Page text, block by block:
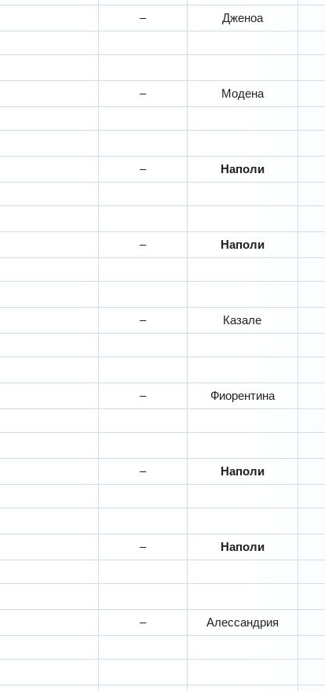
– Дженоа
– Модена
– Наполи
– Наполи
– Казале
– Фиорентина
– Наполи
– Наполи
– Алессандрия